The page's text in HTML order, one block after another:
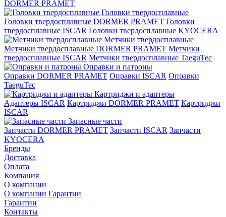
DORMER PRAMET
Головки твердосплавные
Головки твердосплавные DORMER PRAMET Головки
твердосплавные ISCAR Головки твердосплавные KYOCERA
Метчики твердосплавные
Метчики твердосплавные DORMER PRAMET Метчики
твердосплавные ISCAR Метчики твердосплавные TaeguTec
Оправки и патроны
Оправки DORMER PRAMET Оправки ISCAR Оправки
TaeguTec
Картриджи и адаптеры
Адаптеры ISCAR Картриджи DORMER PRAMET Картриджи
ISCAR
Запасные части
Запчасти DORMER PRAMET Запчасти ISCAR Запчасти
KYOCERA
Бренды
Доставка
Оплата
Компания
О компании
О компании Гарантии
Гарантии
Контакты